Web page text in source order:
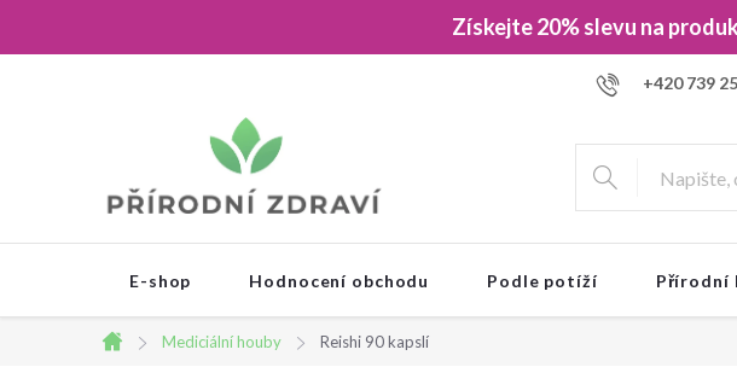
Získejte 20% slevu na
+420 739
E-shop Hodnocení obchodu Podle potíží Přírodní
Domů
Mediciální houby Reishi 90 kapslí